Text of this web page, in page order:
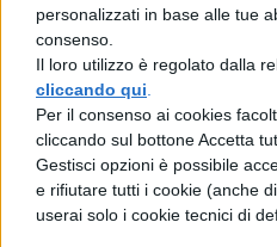
personalizzati in base alle tue
consenso.
Il loro utilizzo è regolato dalla
cliccando qui
Per il consenso ai cookies
cliccando sul bottone Accetta
Gestisci opzioni è possibile
e rifiutare tutti i cookie (anche
userai solo i cookie tecnici di
felicità, che è lo
libertà, intesa come il
propria idea, e la
di accettare le
diverse o contrarie
elementi portarono